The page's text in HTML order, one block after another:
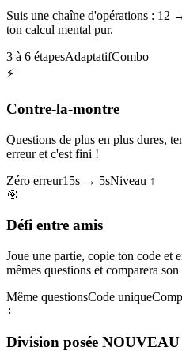
Suis une chaîne d'opérations :
ton calcul mental pur.
3 à 6 étapesAdaptatifCombo
⚡
Contre-la-montre
Questions de plus en plus dures,
erreur et c'est fini !
Zéro erreur15s → 5sNiveau ↑
🎯
Défi entre amis
Joue une partie, copie ton code et
mêmes questions et comparera son
Même questionsCode unique
÷
Division posée NOUVEAU